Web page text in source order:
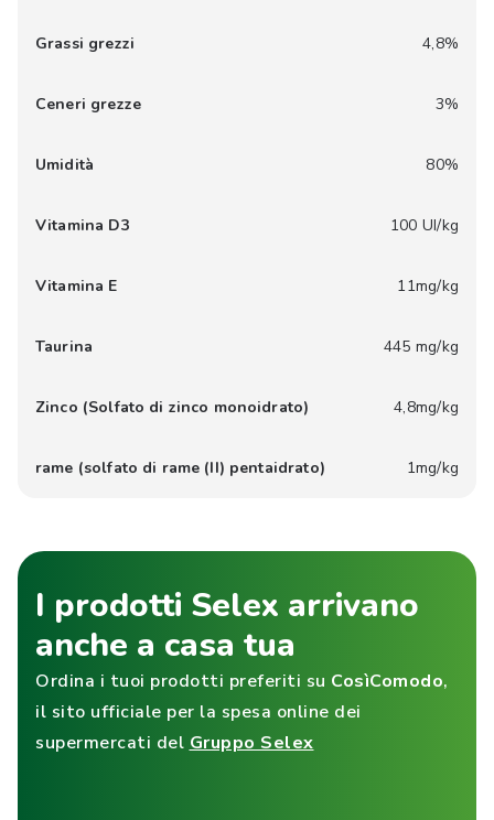
Grassi grezzi 4,8%
Ceneri grezze 3%
Umidità 80%
Vitamina D3 100 UI/kg
Vitamina E 11mg/kg
Taurina 445 mg/kg
Zinco (Solfato di zinco monoidrato) 4,8mg/kg
rame (solfato di rame (II) pentaidrato) 1mg/kg
I prodotti Selex arrivano
anche a casa tua
Ordina i tuoi prodotti preferiti su CosìComodo,
il sito ufficiale per la spesa online dei
supermercati del Gruppo Selex